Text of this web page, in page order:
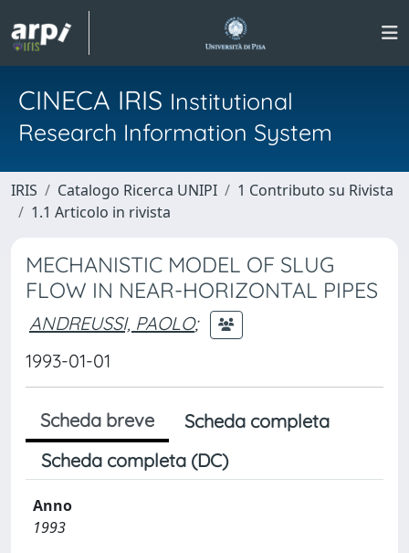
CINECA IRIS Institutional
Research Information System
IRIS Catalogo Ricerca UNIPI
1 Contributo su Rivista
1.1 Articolo in rivista
MECHANISTIC MODEL OF SLUG
FLOW IN NEAR-HORIZONTAL PIPES
ANDREUSSI, PAOLO;
1993-01-01
Scheda breve
Scheda completa
Scheda completa (DC)
Anno
1993